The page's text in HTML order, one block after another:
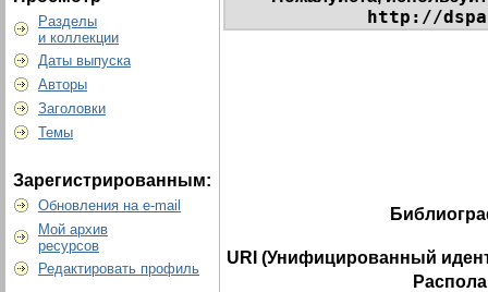
Разделы
и коллекции
Даты выпуска
Авторы
Заголовки
Темы
Зарегистрированным:
Обновления на e-mail
Мой архив
ресурсов
Редактировать профиль
http://
URI (Унифицированный